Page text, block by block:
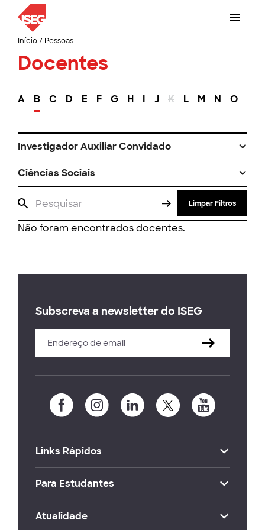
Início/ Pessoas
Docentes
A B C D E F G H I J K L M N O
Investigador Auxiliar Convidado
Ciências Sociais
Limpar Filtros
Não foram encontrados docentes.
Subscreva a newsletter do ISEG
Links Rápidos
Para Estudantes
Atualidade